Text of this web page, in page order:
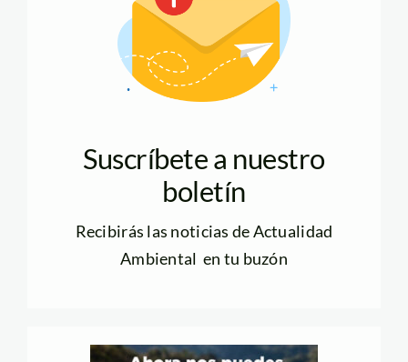
Suscríbete a nuestro
boletín
Recibirás las noticias de Actualidad
Ambiental en tu buzón